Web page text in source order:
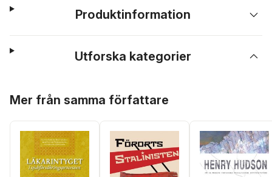
Produktinformation
Utforska kategorier
Mer från samma författare